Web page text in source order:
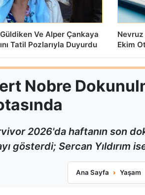
Ve Alper Çankaya
Tatil Pozlarıyla Duyurdu
Ekim
Nobre
2026'da haftanın son
gösterdi; Sercan Yıldırım
Ana Sayfa Yaşam
Mert Nobre